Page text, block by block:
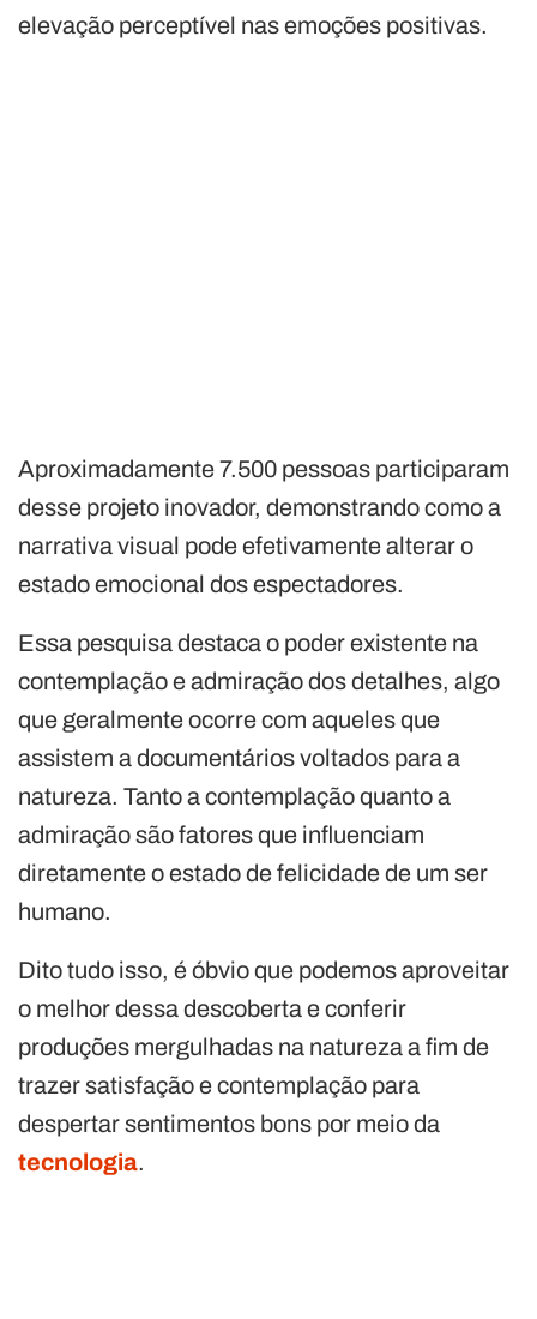
elevação perceptível nas emoções positivas.
Aproximadamente 7.500 pessoas participaram
desse projeto inovador, demonstrando como a
narrativa visual pode efetivamente alterar o
estado emocional dos espectadores.
Essa pesquisa destaca o poder existente na
contemplação e admiração dos detalhes, algo
que geralmente ocorre com aqueles que
assistem a documentários voltados para a
natureza. Tanto a contemplação quanto a
admiração são fatores que influenciam
diretamente o estado de felicidade de um ser
humano.
Dito tudo isso, é óbvio que podemos aproveitar
o melhor dessa descoberta e conferir
produções mergulhadas na natureza a fim de
trazer satisfação e contemplação para
despertar sentimentos bons por meio da
tecnologia.